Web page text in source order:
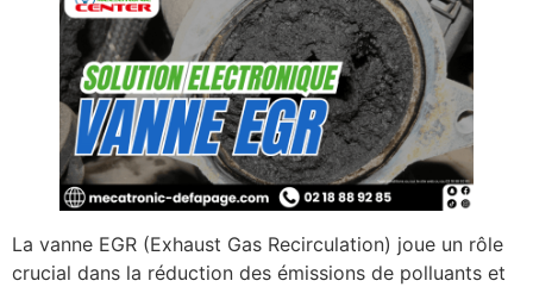
La vanne EGR (Exhaust Gas Recirculation) joue un rôle
crucial dans la réduction des émissions de polluants et